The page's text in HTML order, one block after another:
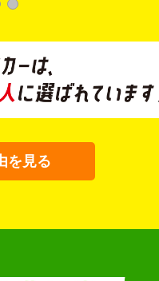
を見る